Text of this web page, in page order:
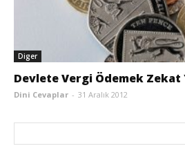
Diger
Devlete Vergi Ödemek Zekat
Dini Cevaplar - 31 Aralık 2012